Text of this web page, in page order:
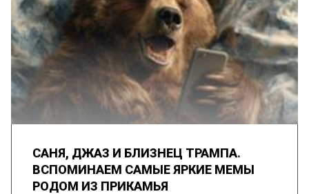
САНЯ, ДЖАЗ И БЛИЗНЕЦ ТРАМПА.
ВСПОМИНАЕМ САМЫЕ ЯРКИЕ МЕМЫ
РОДОМ ИЗ ПРИКАМЬЯ